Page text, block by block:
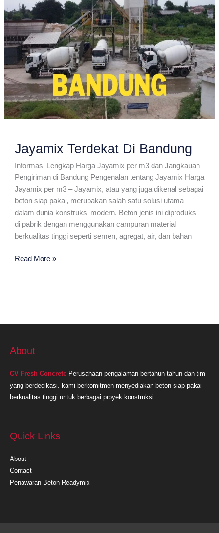
Jayamix Terdekat Di Bandung
Informasi Lengkap Harga Jayamix per m3 dan Jangkauan
Pengiriman di Bandung Pengenalan tentang Jayamix Harga
Jayamix per m3 – Jayamix, atau yang juga dikenal sebagai
beton siap pakai, merupakan salah satu solusi utama
dalam dunia konstruksi modern. Beton jenis ini diproduksi
di pabrik dengan menggunakan campuran material
berkualitas tinggi seperti semen, agregat, air, dan bahan
Jayamix
Read More »
About
CV Fresh Concrete Perusahaan pengalaman bertahun-tahun dan tim
yang berdedikasi, kami berkomitmen menyediakan beton siap pakai
berkualitas tinggi untuk berbagai proyek konstruksi.
Quick Links
About
Contact
Penawaran Beton Readymix